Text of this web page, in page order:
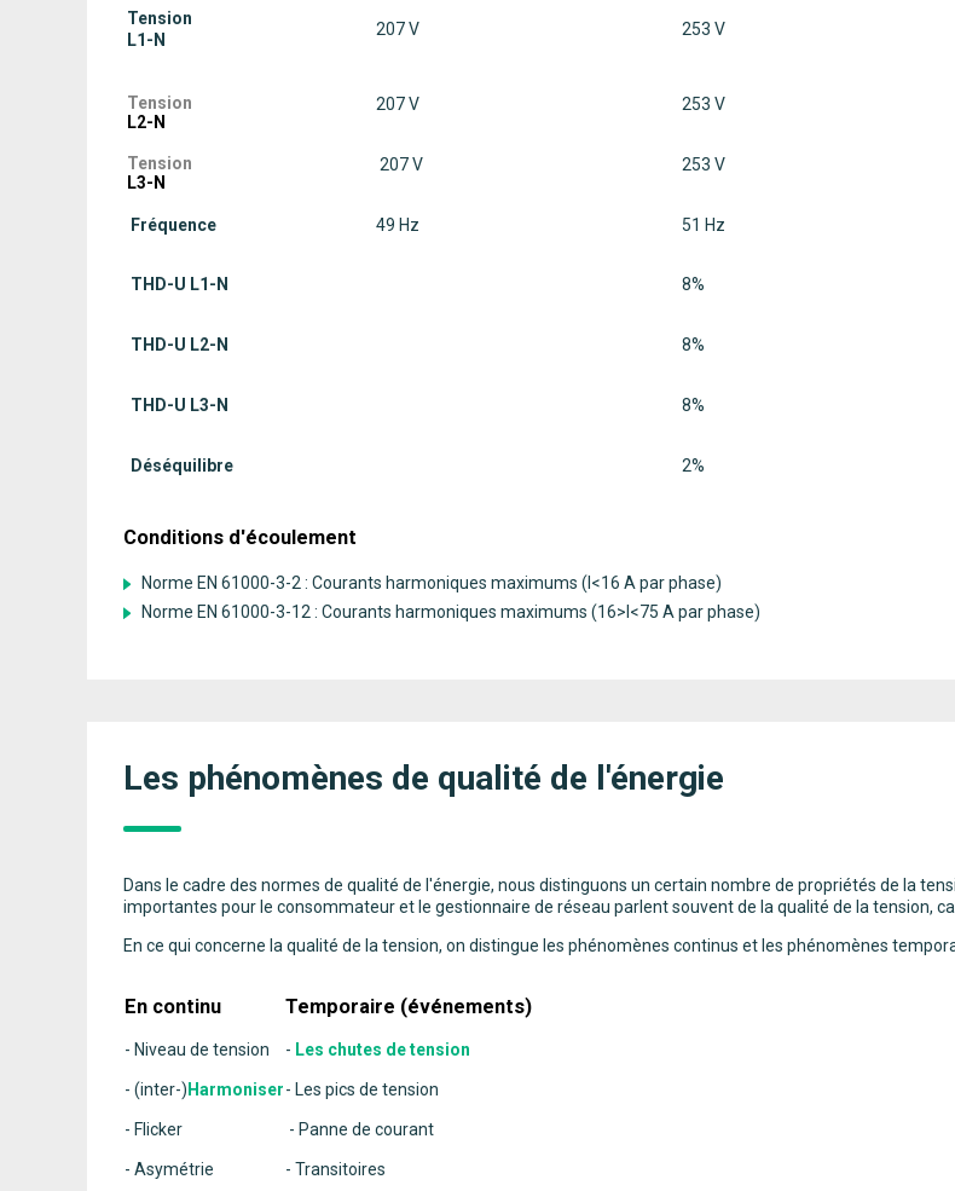
Tension
L1-N
207 V 253 V
Tension
L2-N
207 V 253 V
Tension
L3-N
207 V 253 V
Fréquence 49 Hz 51 Hz
THD-U L1-N 8%
THD-U L2-N 8%
THD-U L3-N 8%
Déséquilibre 2%
Conditions d'écoulement
Norme EN 61000-3-2 : Courants harmoniques maximums (I<16 A par phase)
Norme EN 61000-3-12 : Courants harmoniques maximums (16>I<75 A par phase)
Les phénomènes de qualité de l'énergie
Dans le cadre des normes de qualité de l'énergie, nous distinguons un certain nombre de propriétés de la
importantes pour le consommateur et le gestionnaire de réseau parlent souvent de la qualité de la tension,
En ce qui concerne la qualité de la tension, on distingue les phénomènes continus et les phénomènes
En continu Temporaire (événements)
- Niveau de tension - Les chutes de tension
- (inter-) Harmoniser- Les pics de tension
- Flicker - Panne de courant
- Asymétrie - Transitoires